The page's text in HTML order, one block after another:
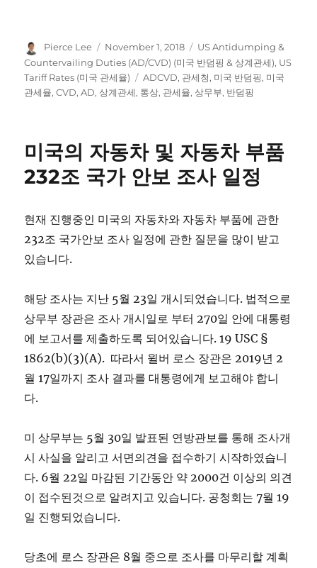
Author
Pierce Lee
Posted
on
November 1, 2018 Categories
US Antidumping &
Countervailing Duties (AD/CVD) (미국 반덤핑 & 상계관세), US
Tariff Rates (미국 관세율)
Tags
ADCVD, 관세청, 미국 반덤핑, 미국
관세율,CVD,AD,상계관세, 통상, 관세율,상무부, 반덤핑
미국의 자동차 및 자동차 부품
232조 국가 안보 조사 일정
현재 진행중인 미국의 자동차와 자동차 부품에 관한
232조 국가안보 조사 일정에 관한 질문을 많이 받고
있습니다.
해당 조사는 지난 5월 23일 개시되었습니다. 법적으로
상무부 장관은 조사 개시일로 부터 270일 안에 대통령
에 보고서를 제출하도록 되어있습니다. 19 USC §
1862(b)(3)(A). 따라서 윌버 로스 장관은 2019년 2
월 17일까지 조사 결과를 대통령에게 보고해야 합니
다.
미 상무부는 5월 30일 발표된 연방관보를 통해 조사개
시 사실을 알리고 서면의견을 접수하기 시작하였습니
다. 6월 22일 마감된 기간동안 약 2000건 이상의 의견
이 접수된것으로 알려지고 있습니다. 공청회는 7월 19
일 진행되었습니다.
당초에 로스 장관은 8월 중으로 조사를 마무리할 계획